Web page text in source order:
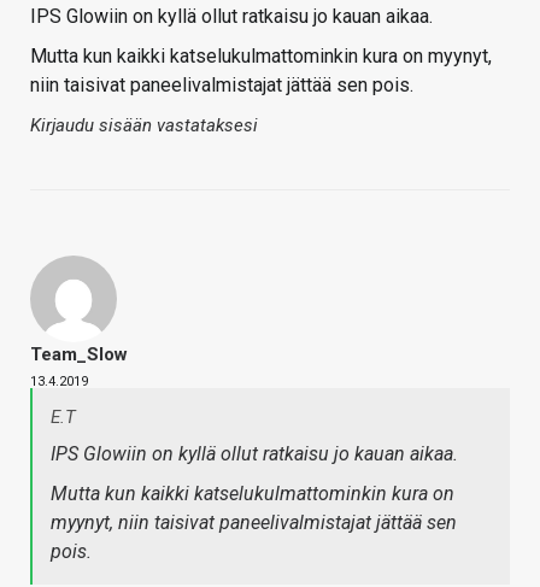
IPS Glowiin on kyllä ollut ratkaisu jo kauan aikaa.
Mutta kun kaikki katselukulmattominkin kura on myynyt,
niin taisivat paneelivalmistajat jättää sen pois.
Kirjaudu sisään vastataksesi
Team_Slow
13.4.2019
E.T
IPS Glowiin on kyllä ollut ratkaisu jo kauan aikaa.
Mutta kun kaikki katselukulmattominkin kura on
myynyt, niin taisivat paneelivalmistajat jättää sen
pois.